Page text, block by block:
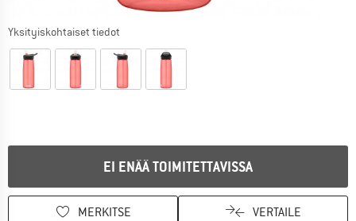
Yksityiskohtaiset tiedot
EI ENÄÄ TOIMITETTAVISSA
MERKITSE VERTAILE